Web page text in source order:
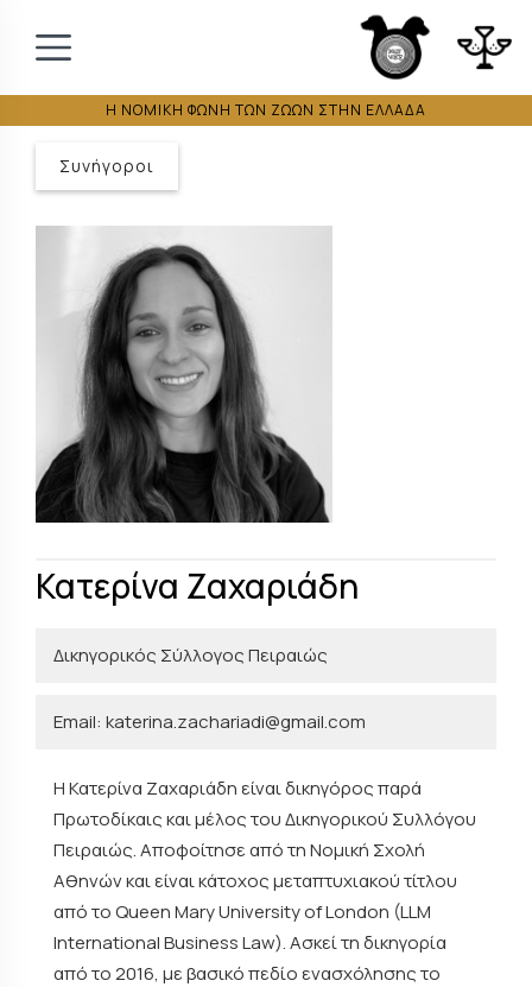
Η ΝΟΜΙΚΗ ΦΩΝΗ ΤΩΝ ΖΩΩΝ ΣΤΗΝ ΕΛΛΑΔΑ
Συνήγοροι
Κατερίνα Ζαχαριάδη
Δικηγορικός Σύλλογος Πειραιώς
Email: katerina.zachariadi@gmail.com
Η Κατερίνα Ζαχαριάδη είναι δικηγόρος παρά
Πρωτοδίκαις και μέλος του Δικηγορικού Συλλόγου
Πειραιώς. Αποφοίτησε από τη Νομική Σχολή
Αθηνών και είναι κάτοχος μεταπτυχιακού τίτλου
από το Queen Mary University of London (LLM
International Business Law). Ασκεί τη δικηγορία
από το 2016, με βασικό πεδίο ενασχόλησης το